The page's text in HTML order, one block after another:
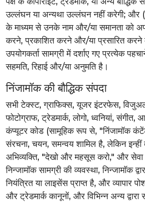
उल्लंघन या अन्यथा उल्लंघन नहीं करेगी; और
के माध्यम से उनके नाम और/या समानता को
करने, प्रकाशित करने और/या प्रसारित
उपयोगकर्ता सामग्री में दर्शाए गए प्रत्येक
सहमति, रिहाई और/या अनुमति है।
निंजामॉक की बौद्धिक संपदा
सभी टेक्स्ट, ग्राफिक्स, यूजर इंटरफेस,
फोटोग्राफ, ट्रेडमार्क, लोगो, ध्वनियां, संगीत,
कंप्यूटर कोड (सामूहिक रूप से, "निंजामॉक
संरचना, चयन, समन्वय शामिल है, लेकिन
अभिव्यक्ति, "देखो और महसूस करो," और सेवा
निन्जामॉक सामग्री की व्यवस्था, निन्जामॉक
नियंत्रित या लाइसेंस प्राप्त है, और व्यापार
और ट्रेडमार्क कानूनों, और विभिन्न अन्य द्वारा